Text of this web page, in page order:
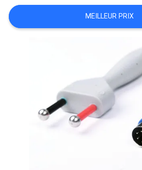
UNE
CITATION
PRIVACY
MEILLEUR PRIX